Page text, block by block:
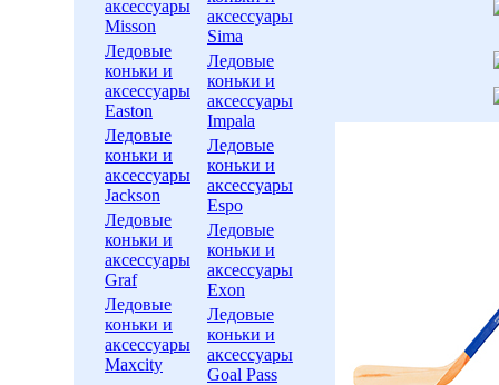
аксессуары
Misson
Ледовые
коньки и
аксессуары
Easton
Ледовые
коньки и
аксессуары
Jackson
Ледовые
коньки и
аксессуары
Graf
Ледовые
коньки и
аксессуары
Maxcity
аксессуары
Sima
Ледовые
коньки и
аксессуары
Impala
Ледовые
коньки и
аксессуары
Espo
Ледовые
коньки и
аксессуары
Exon
Ледовые
коньки и
аксессуары
Goal Pass